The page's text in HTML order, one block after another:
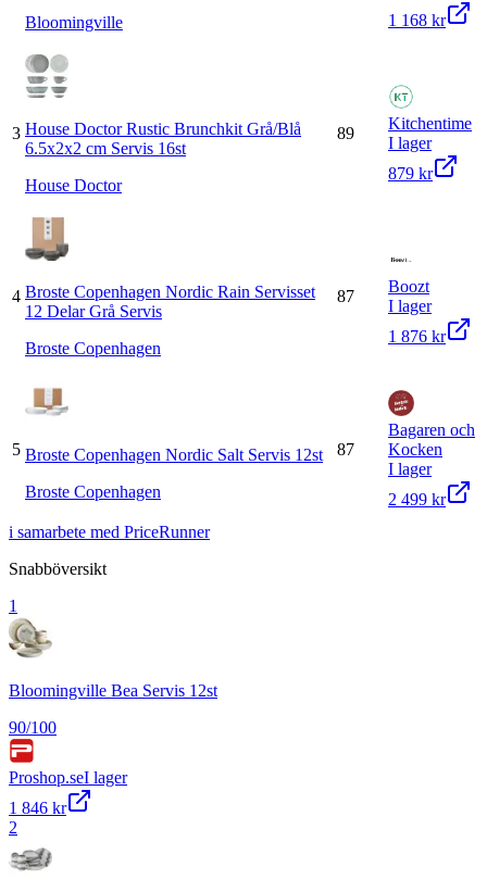
Bloomingville
1 168 kr
3 House Doctor Rustic Brunchkit Grå/Blå
6.5x2x2 cm Servis 16st
House Doctor
89
Kitchentime
I lager
879 kr
4 Broste Copenhagen Nordic Rain Servisset
12 Delar Grå Servis
Broste Copenhagen
87
Boozt
I lager
1 876 kr
5 Broste Copenhagen Nordic Salt Servis 12st
Broste Copenhagen
87
Bagaren och
Kocken
I lager
2 499 kr
i samarbete med PriceRunner
Snabböversikt
1
Bloomingville Bea Servis 12st
90/100
Proshop.seI lager
1 846 kr
2